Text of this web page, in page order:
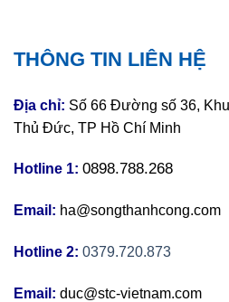
THÔNG TIN LIÊN HỆ
Địa chỉ: Số 66 Đường số 36,
Thủ Đức, TP Hồ Chí Minh
Hotline 1: 0898.788.268
Email: ha@songthanhcong.com
Hotline 2: 0379.720.873
Email: duc@stc-vietnam.com